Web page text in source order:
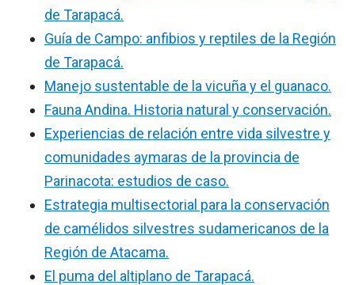
de Tarapacá.
Guía de Campo: anfibios y reptiles de la Región
de Tarapacá.
Manejo sustentable de la vicuña y el guanaco.
Fauna Andina. Historia natural y conservación.
Experiencias de relación entre vida silvestre y
comunidades aymaras de la provincia de
Parinacota: estudios de caso.
Estrategia multisectorial para la conservación
de camélidos silvestres sudamericanos de la
Región de Atacama.
El puma del altiplano de Tarapacá.